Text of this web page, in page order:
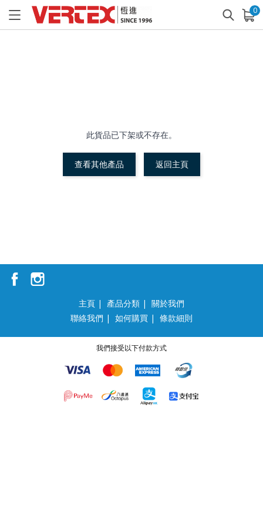
0
已加入購物車 查看
此貨品已下架或不存在。
查看其他產品 返回主頁
主頁 | 產品分類 | 關於我們
聯絡我們 | 如何購買 | 條款細則
我們接受以下付款方式